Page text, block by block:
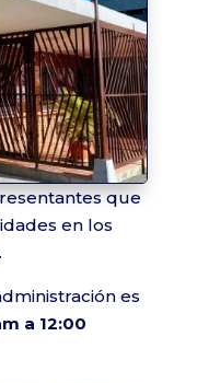
que
en los
es
a 12:00